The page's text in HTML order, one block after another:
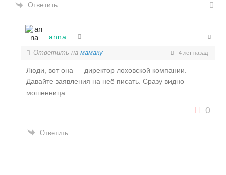
Ответить
anna
Ответить на мамаку 4 лет назад
Люди, вот она — директор лоховской компании.
Давайте заявления на неё писать. Сразу видно —
мошенница.
0
Ответить